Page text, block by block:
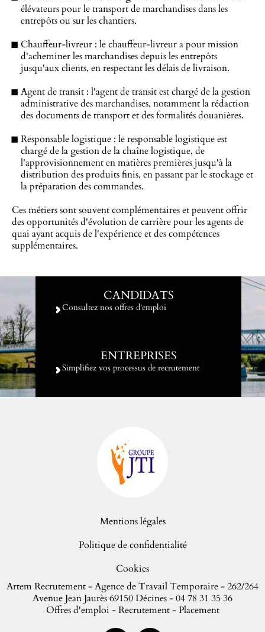
élévateurs pour le transport de marchandises dans les
entrepôts ou sur les chantiers.
Chauffeur-livreur : le chauffeur-livreur a pour mission
d'acheminer les marchandises depuis les entrepôts
jusqu'aux clients, en respectant les délais de livraison.
Agent de transit : l'agent de transit est chargé de la gestion
administrative des marchandises, notamment la rédaction
des documents de transport et des formalités douanières.
Responsable logistique : le responsable logistique est
chargé de la gestion de la chaîne logistique, de
l'approvisionnement en matières premières jusqu'à la
distribution des produits finis, en passant par le stockage et
la préparation des commandes.
Ces métiers sont souvent complémentaires et peuvent offrir
des opportunités d'évolution de carrière pour les agents de
quai ayant acquis de l'expérience et des compétences
supplémentaires.
CANDIDATS
Consultez nos offres d'emploi
ENTREPRISES
Simplifiez vos processus de recrutement
Mentions légales
Politique de confidentialité
Cookies
Artem Recrutement -Agence de Travail Temporaire- 262/264
Avenue Jean Jaurès 69150 Décines -04 78 31 35 36
Offres d'emploi - Recrutement - Placement